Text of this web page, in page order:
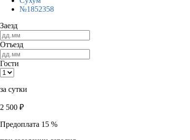
№1852358
Заезд
Отъезд
Гости
за сутки
2 500 ₽
Предоплата 15 %